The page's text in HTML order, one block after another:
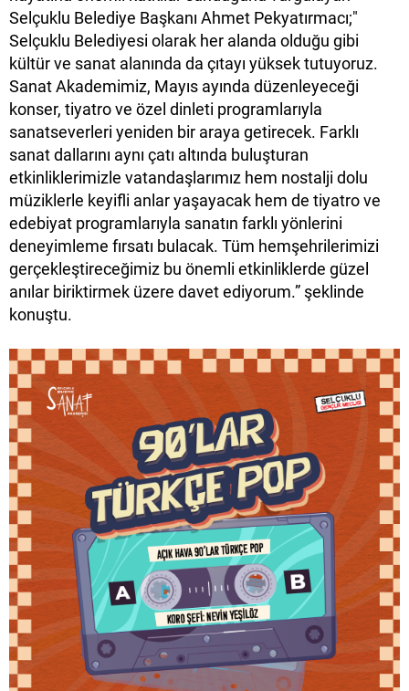
Selçuklu Belediye Başkanı Ahmet Pekyatırmacı;"
Selçuklu Belediyesi olarak her alanda olduğu gibi
kültür ve sanat alanında da çıtayı yüksek tutuyoruz.
Sanat Akademimiz, Mayıs ayında düzenleyeceği
konser, tiyatro ve özel dinleti programlarıyla
sanatseverleri yeniden bir araya getirecek. Farklı
sanat dallarını aynı çatı altında buluşturan
etkinliklerimizle vatandaşlarımız hem nostalji dolu
müziklerle keyifli anlar yaşayacak hem de tiyatro ve
edebiyat programlarıyla sanatın farklı yönlerini
deneyimleme fırsatı bulacak. Tüm hemşehrilerimizi
gerçekleştireceğimiz bu önemli etkinliklerde güzel
anılar biriktirmek üzere davet ediyorum.” şeklinde
konuştu.